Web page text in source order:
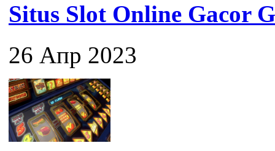
Situs Slot Online Gacor
26 Апр 2023